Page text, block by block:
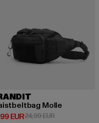
Molle
EUR Preis: 21,99 EUR
24,99 EURAktionspreis: